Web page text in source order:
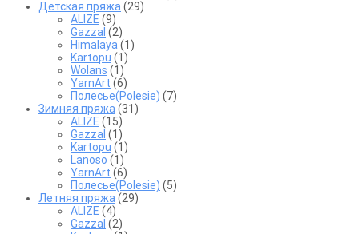
Детская пряжа (29)
ALIZE (9)
Gazzal (2)
Himalaya (1)
Kartopu (1)
Wolans (1)
YarnArt (6)
Полесье(Polesie) (7)
Зимняя пряжа (31)
ALIZE (15)
Gazzal (1)
Kartopu (1)
Lanoso (1)
YarnArt (6)
Полесье(Polesie) (5)
Летняя пряжа (29)
ALIZE (4)
Gazzal (2)